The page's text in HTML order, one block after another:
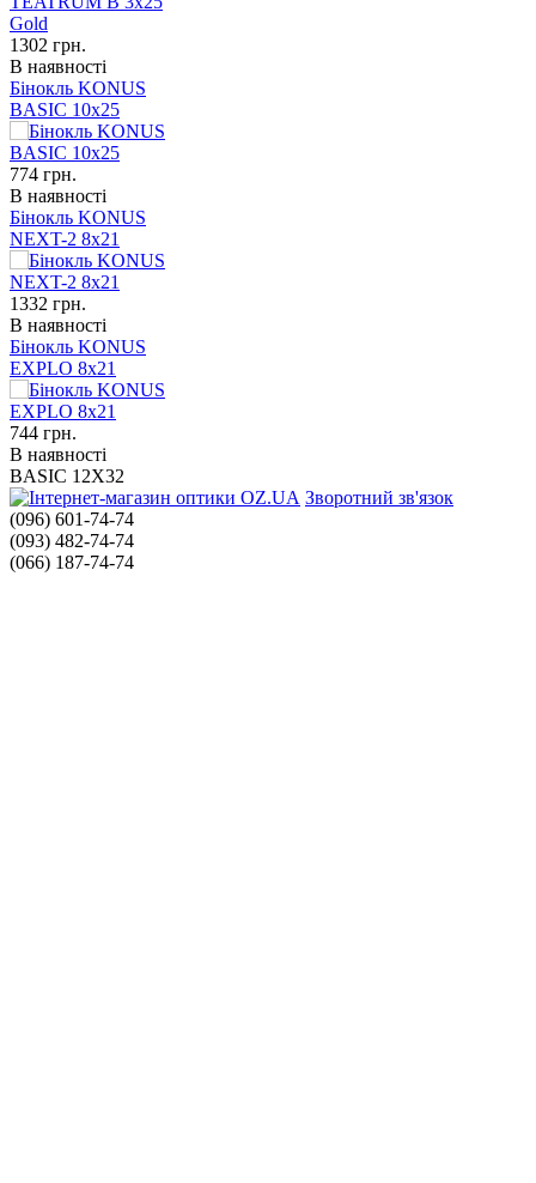
1302 грн.
В наявності
Бінокль KONUS
BASIC 10x25
774 грн.
В наявності
Бінокль KONUS
NEXT-2 8x21
1332 грн.
В наявності
Бінокль KONUS
EXPLO 8x21
744 грн.
В наявності
BASIC 12X32
Зворотний зв'язок
(096) 601-74-74
(093) 482-74-74
(066) 187-74-74